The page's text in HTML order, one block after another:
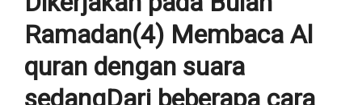
Ramadan(4) Membaca Al
quran dengan suara
sedangDari beberapa cara